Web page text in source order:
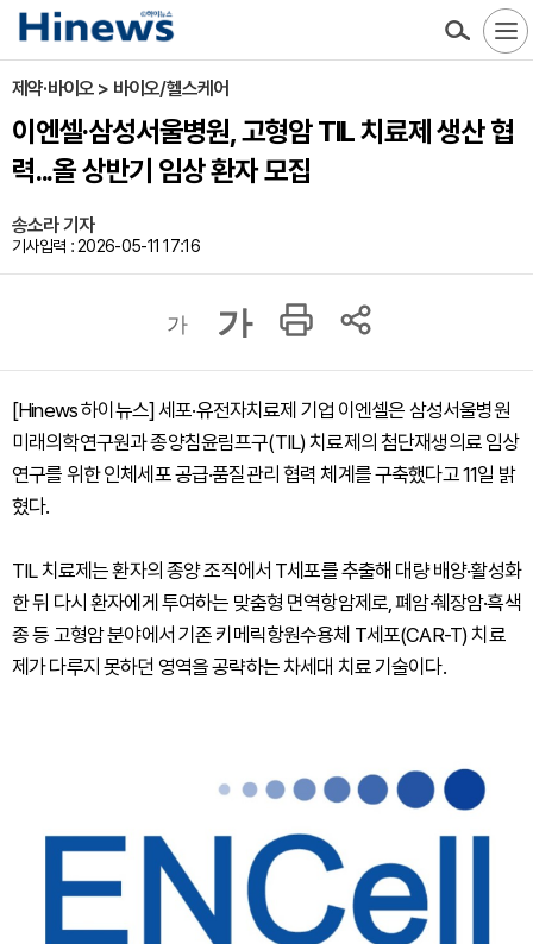
제약·바이오 > 바이오/헬스케어
이엔셀·삼성서울병원, 고형암 TIL 치료제 생산 협
력...올 상반기 임상 환자 모집
송소라 기자
기사입력 : 2026-05-11 17:16
가 가
[Hinews 하이뉴스] 세포·유전자치료제 기업 이엔셀은 삼성서울병원
미래의학연구원과 종양침윤림프구(TIL) 치료제의 첨단재생의료 임상
연구를 위한 인체세포 공급·품질관리 협력 체계를 구축했다고 11일 밝
혔다.
TIL 치료제는 환자의 종양 조직에서 T세포를 추출해 대량 배양·활성화
한 뒤 다시 환자에게 투여하는 맞춤형 면역항암제로, 폐암·췌장암·흑색
종 등 고형암 분야에서 기존 키메릭항원수용체 T세포(CAR-T) 치료
제가 다루지 못하던 영역을 공략하는 차세대 치료 기술이다.